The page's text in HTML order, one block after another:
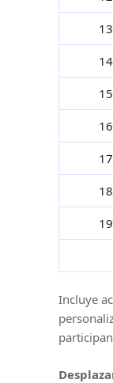
13
14
15
16
17
18
19
Incluye